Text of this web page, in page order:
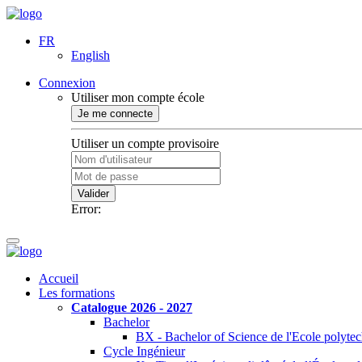
FR
English
Connexion
Utiliser mon compte école
Je me connecte
Utiliser un compte provisoire
Valider
Error:
Accueil
Les formations
Catalogue 2026 - 2027
Bachelor
BX - Bachelor of Science de l'Ecole
Cycle Ingénieur